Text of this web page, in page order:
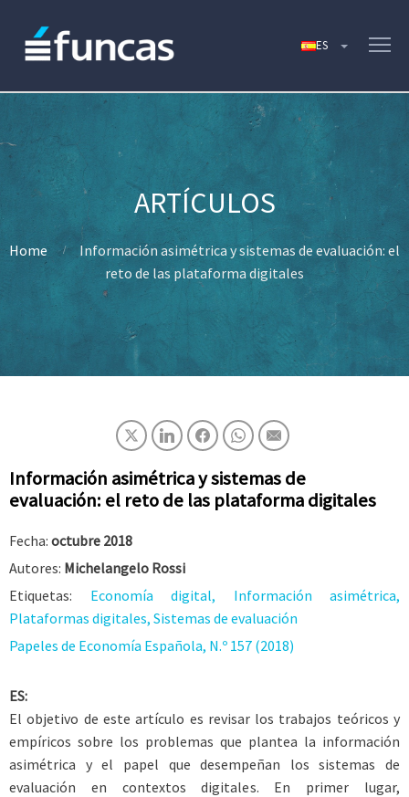
Home
Información asimétrica y sistemas de evaluación: el
reto de las plataforma digitales
Información asimétrica y sistemas de
evaluación: el reto de las plataforma digitales
Fecha: octubre 2018
Autores: Michelangelo Rossi
Etiquetas: Economía digital, Información asimétrica,
Plataformas digitales, Sistemas de evaluación
Papeles de Economía Española, N.º 157 (2018)
ES:
El objetivo de este artículo es revisar los trabajos teóricos y
empíricos sobre los problemas que plantea la información
asimétrica y el papel que desempeñan los sistemas de
evaluación en contextos digitales. En primer lugar,